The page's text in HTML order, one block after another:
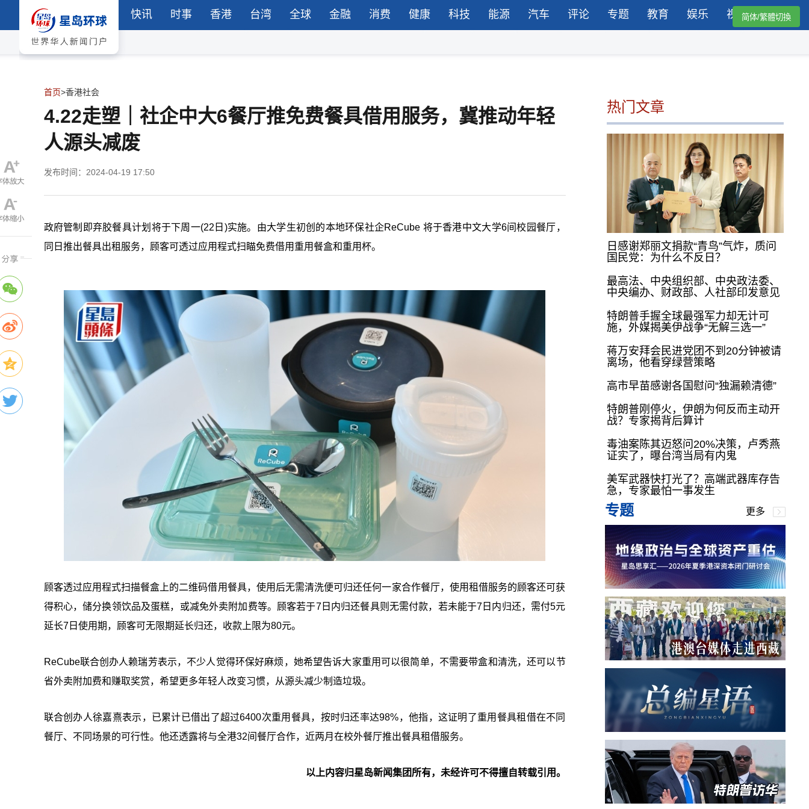
快讯 时事 香港 台湾 全球 金融 消费 健康 科技 能源 汽车 评论 专题 教育 娱乐 视频简体/繁體切換
首页>香港社会
4.22走塑｜社企中大6餐厅推免费餐具借用服务，冀推动年轻
人源头减废
发布时间：2024-04-19 17:50
政府管制即弃胶餐具计划将于下周一(22日)实施。由大学生初创的本地环保社企ReCube 将于香港中文大学6间校园餐厅，
同日推出餐具出租服务，顾客可透过应用程式扫瞄免费借用重用餐盒和重用杯。
顾客透过应用程式扫描餐盒上的二维码借用餐具，使用后无需清洗便可归还任何一家合作餐厅，使用租借服务的顾客还可获
得积心，储分换领饮品及蛋糕，或减免外卖附加费等。顾客若于7日内归还餐具则无需付款，若未能于7日内归还，需付5元
延长7日使用期，顾客可无限期延长归还，收款上限为80元。
ReCube联合创办人赖瑞芳表示，不少人觉得环保好麻烦，她希望告诉大家重用可以很简单，不需要带盒和清洗，还可以节
省外卖附加费和赚取奖赏，希望更多年轻人改变习惯，从源头减少制造垃圾。
联合创办人徐嘉熹表示，已累计已借出了超过6400次重用餐具，按时归还率达98%，他指，这证明了重用餐具租借在不同
餐厅、不同场景的可行性。他还透露将与全港32间餐厅合作，近两月在校外餐厅推出餐具租借服务。
以上内容归星岛新闻集团所有，未经许可不得擅自转载引用。
热门文章
日感谢郑丽文捐款“青鸟”气炸，质问
国民党：为什么不反日？
最高法、中央组织部、中央政法委、
中央编办、财政部、人社部印发意见
特朗普手握全球最强军力却无计可
施，外媒揭美伊战争“无解三选一”
蒋万安拜会民进党团不到20分钟被请
离场，他看穿绿营策略
高市早苗感谢各国慰问“独漏赖清德”
特朗普刚停火，伊朗为何反而主动开
战？专家揭背后算计
毒油案陈其迈怒问20%决策，卢秀燕
证实了，曝台湾当局有内鬼
美军武器快打光了？高端武器库存告
急，专家最怕一事发生
专题 更多